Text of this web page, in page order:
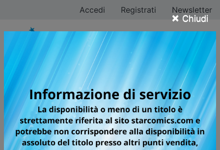
× Chiudi
Accedi Registrati Newsletter
Fumetti Digitali
Filtra ricerca
Scegli la serie che vuoi leggere sul tuo dispositivo